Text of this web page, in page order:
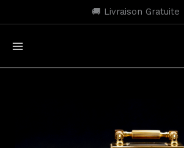
au
🚚 Livraison Gratuite